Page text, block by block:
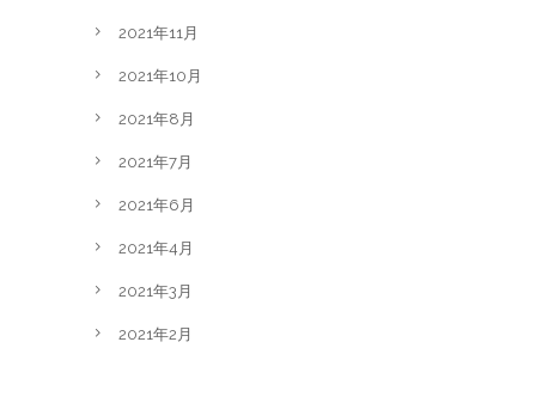
2021年11月
2021年10月
2021年8月
2021年7月
2021年6月
2021年4月
2021年3月
2021年2月